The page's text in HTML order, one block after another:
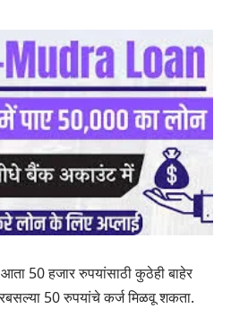
50 हजार रुपयांसाठी कुठेही बाहेर
50 रुपयांचे कर्ज मिळवू शकता.